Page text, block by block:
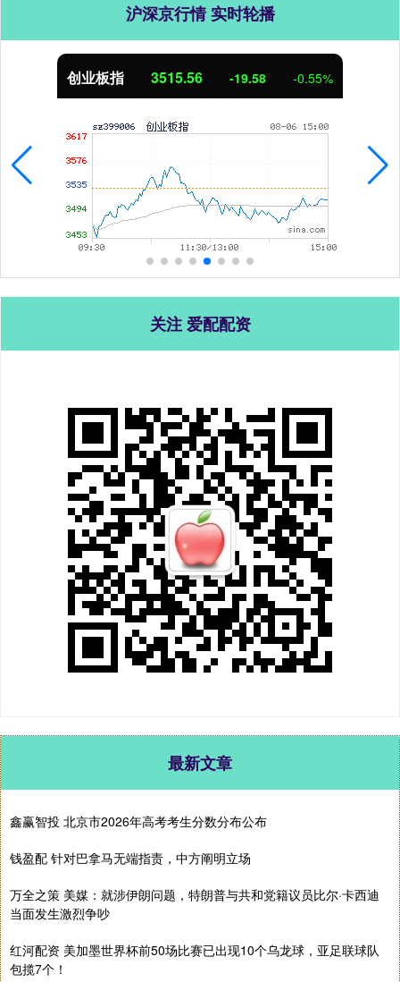
沪深京行情 实时轮播
创业板指 3515.56 -19.58 -0.55%
关注 爱配配资
最新文章
鑫赢智投 北京市2026年高考考生分数分布公布
钱盈配 针对巴拿马无端指责，中方阐明立场
万全之策 美媒：就涉伊朗问题，特朗普与共和党籍议员比尔·卡西迪
当面发生激烈争吵
红河配资 美加墨世界杯前50场比赛已出现10个乌龙球，亚足联球队
包揽7个！